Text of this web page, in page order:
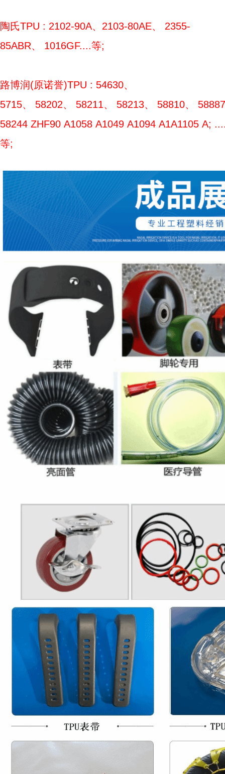
陶氏TPU : 2102-90A、2103-80AE、 2355-
85ABR、 1016GF....等;
路博润(原诺誉)TPU : 54630、
5715、 58202、 58211、 58213、 58810、
58244 ZHF90 A1058 A1049 A1094 A1A1105 A;
等;